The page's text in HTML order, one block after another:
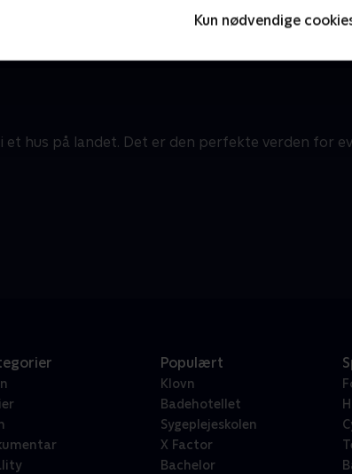
Kun nødvendige
et hus på landet. Det er den perfekte verden for
Populært
Klovn
Badehotellet
Sygeplejeskolen
X Factor
Bachelor